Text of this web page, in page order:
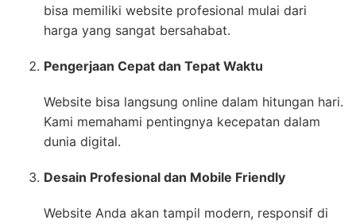
bisa memiliki website profesional mulai dari
harga yang sangat bersahabat.
Pengerjaan Cepat dan Tepat Waktu
Website bisa langsung online dalam hitungan hari.
Kami memahami pentingnya kecepatan dalam
dunia digital.
Desain Profesional dan Mobile Friendly
Website Anda akan tampil modern, responsif di